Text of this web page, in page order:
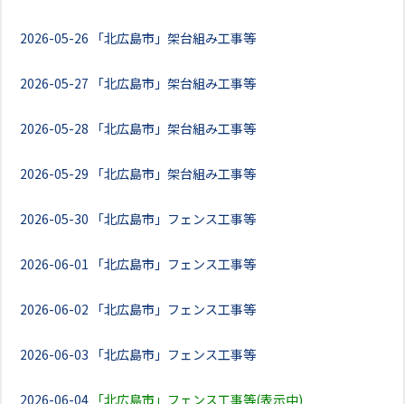
2026-05-26 「北広島市」架台組み工事等
2026-05-27 「北広島市」架台組み工事等
2026-05-28 「北広島市」架台組み工事等
2026-05-29 「北広島市」架台組み工事等
2026-05-30 「北広島市」フェンス工事等
2026-06-01 「北広島市」フェンス工事等
2026-06-02 「北広島市」フェンス工事等
2026-06-03 「北広島市」フェンス工事等
2026-06-04 「北広島市」フェンス工事等(表示中)